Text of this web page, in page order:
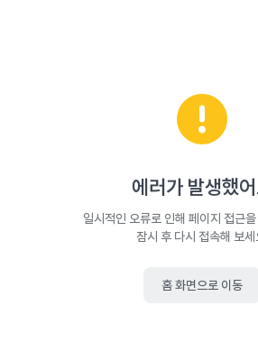
에러가 발생했
일시적인 오류로 인해 페이지 접근
잠시 후 다시 접속해 보세
홈 화면으로 이동